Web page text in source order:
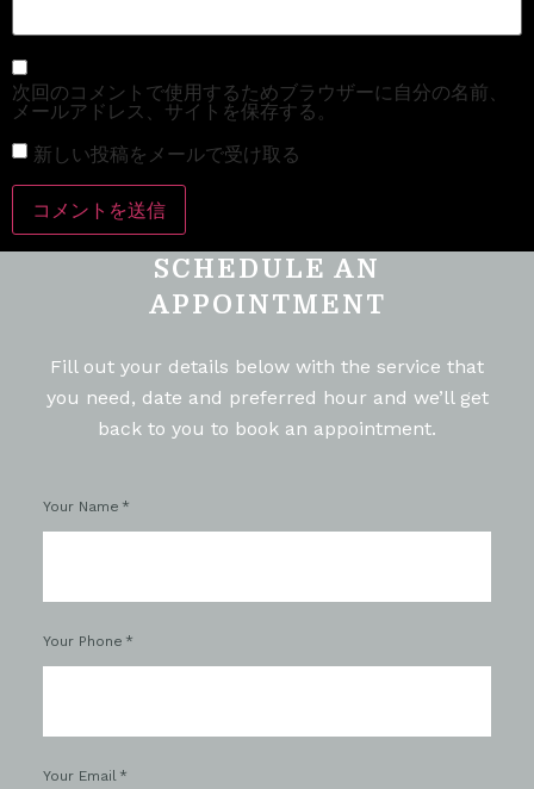
次回のコメントで使用するためブラウザーに自分の名前、
メールアドレス、サイトを保存する。
新しい投稿をメールで受け取る
SCHEDULE AN
APPOINTMENT
Fill out your details below with the service that
you need, date and preferred hour and we’ll get
back to you to book an appointment.
Your Name
Your Phone
Your Email